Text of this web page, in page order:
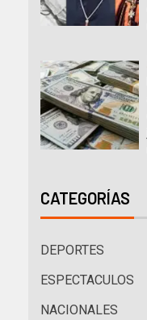
CATEGORÍAS
DEPORTES
ESPECTACULOS
NACIONALES